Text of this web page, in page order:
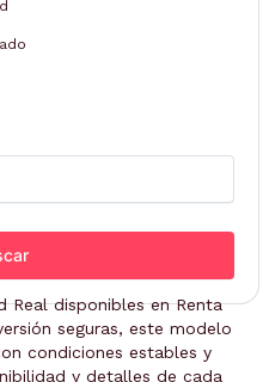
Real disponibles en Renta
seguras, este modelo
condiciones estables y
y detalles de cada